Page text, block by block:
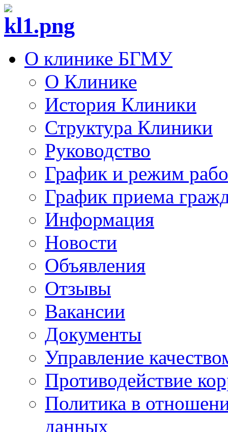
О клинике БГМУ
О Клинике
История Клиники
Структура Клиники
Руководство
График и режим
График приема
Информация
Новости
Объявления
Отзывы
Вакансии
Документы
Управление
Противодействие
Политика в
данных